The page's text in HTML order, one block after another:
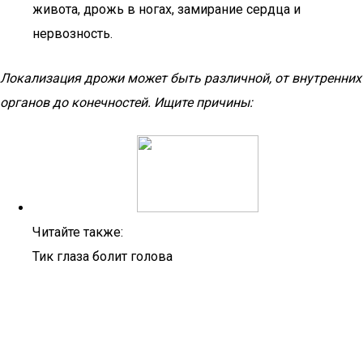
живота, дрожь в ногах, замирание сердца и
нервозность.
Локализация дрожи может быть различной, от внутренних
органов до конечностей. Ищите причины:
Читайте также:
Тик глаза болит голова